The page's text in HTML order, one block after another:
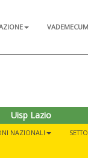
VADEMECUM
Uisp Lazio
NAZIONALI